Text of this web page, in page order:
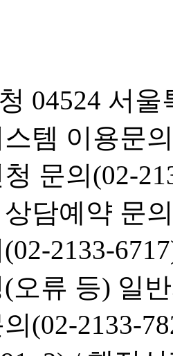
04524 서
템 이용문
문의(02-
담예약 문
2133-
오류 등) 일
(02-2133-